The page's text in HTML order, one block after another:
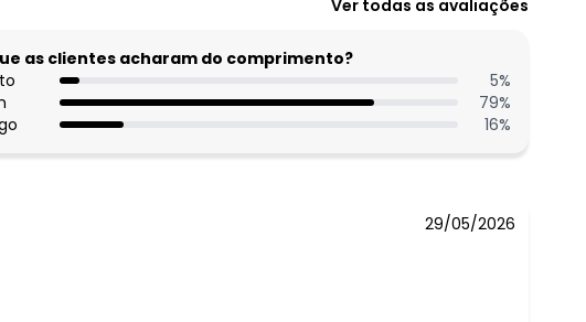
R$ 113,99
N/D*
N/D*
N/D*
Ver todas as avaliações
as clientes acharam do comprimento?
5%
79%
16%
29/05/2026